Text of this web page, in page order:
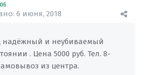
6 июня, 2018
надёжный и неубиваемый
. Цена 5000 руб. Тел. 8-
из центра.